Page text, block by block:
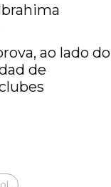
ao lado do
de